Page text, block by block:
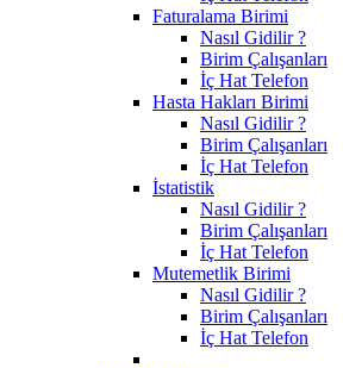
Faturalama Birimi
Nasıl Gidilir ?
Birim Çalışanları
İç Hat Telefon
Hasta Hakları Birimi
Nasıl Gidilir ?
Birim Çalışanları
İç Hat Telefon
İstatistik
Nasıl Gidilir ?
Birim Çalışanları
İç Hat Telefon
Mutemetlik Birimi
Nasıl Gidilir ?
Birim Çalışanları
İç Hat Telefon